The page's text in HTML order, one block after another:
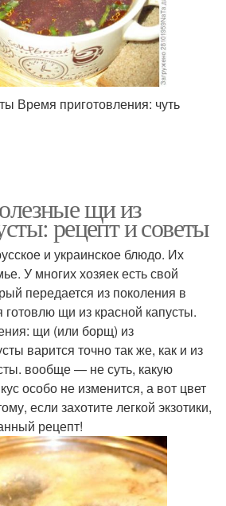
Время приготовления: чуть
щи из
рецепт и советы
и украинское блюдо. Их
У многих хозяек есть свой
передается из поколения в
готовлю щи из красной капусты.
щи (или борщ) из
варится точно так же, как и из
вообще — не суть, какую
особо не изменится, а вот цвет
если захотите легкой экзотики,
рецепт!